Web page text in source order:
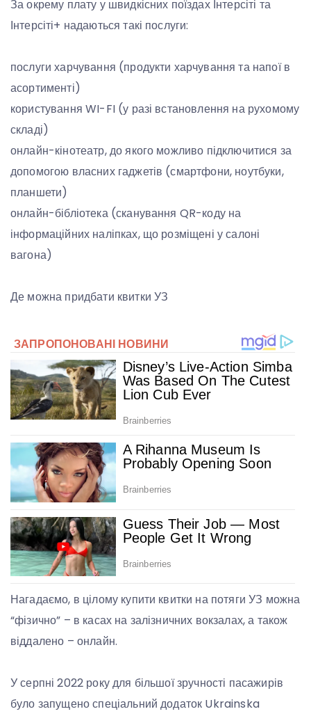
За окрему плату у швидкісних поїздах Інтерсіті та
Інтерсіті+ надаються такі послуги:
послуги харчування (продукти харчування та напої в
асортименті)
користування WI-FI (у разі встановлення на рухомому
складі)
онлайн-кінотеатр, до якого можливо підключитися за
допомогою власних гаджетів (смартфони, ноутбуки,
планшети)
онлайн-бібліотека (сканування QR-коду на
інформаційних наліпках, що розміщені у салоні
вагона)
Де можна придбати квитки УЗ
Нагадаємо, в цілому купити квитки на потяги УЗ можна
“фізично” – в касах на залізничних вокзалах, а також
віддалено – онлайн.
У серпні 2022 року для більшої зручності пасажирів
було запущено спеціальний додаток Ukrainska